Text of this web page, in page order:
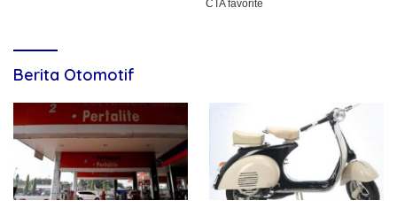
Berita Otomotif